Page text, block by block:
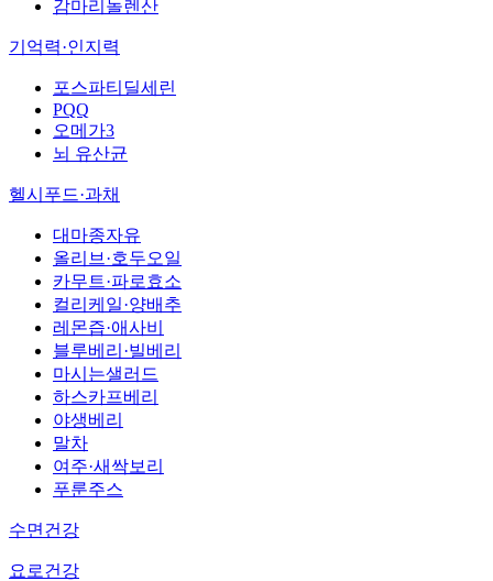
감마리놀렌산
기억력·인지력
포스파티딜세린
PQQ
오메가3
뇌 유산균
헬시푸드·과채
대마종자유
올리브·호두오일
카무트·파로효소
컬리케일·양배추
레몬즙·애사비
블루베리·빌베리
마시는샐러드
하스카프베리
야생베리
말차
여주·새싹보리
푸룬주스
수면건강
요로건강